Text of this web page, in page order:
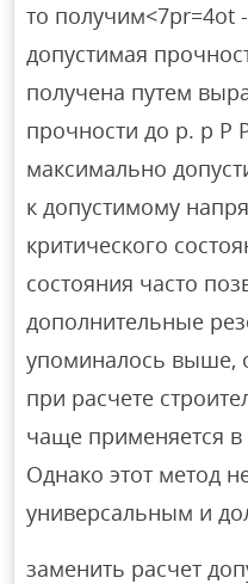
то получим<7pr=4ot
допустимая
получена путем
прочности до p. p P
максимально
к допустимому
критического
состояния часто
дополнительные
упоминалось выше,
при расчете
чаще применяется
Однако этот метод
универсальным и
заменить расчет